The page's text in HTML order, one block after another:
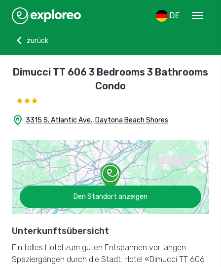
DE
menu
chevron_left
zurück
Dimucci TT 606 3 Bedrooms 3 Bathrooms
Condo
home_pin 3315 S. Atlantic Ave., Daytona Beach Shores
Den Standort anzeigen
Unterkunftsübersicht
Ein tolles Hotel zum guten Entspannen vor langen
Spaziergängen durch die Stadt. Hotel «Dimucci TT 606